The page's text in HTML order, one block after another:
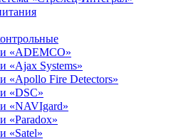
«ADEMCO»
«Ajax Systems»
«Apollo Fire Detectors»
«DSC»
«NAVIgard»
«Paradox»
«Satel»